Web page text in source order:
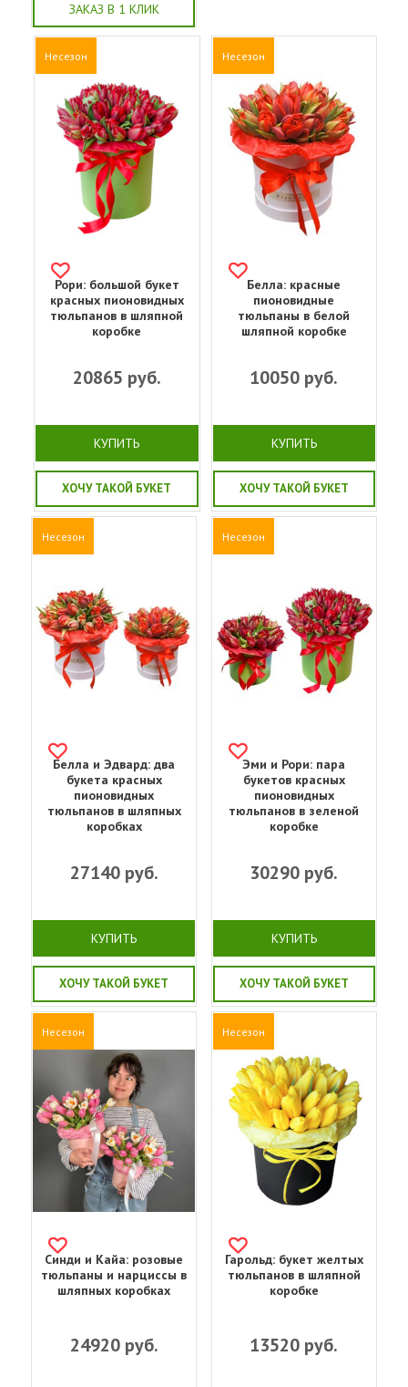
ЗАКАЗ В 1 КЛИК
Несезон
Рори: большой букет
красных пионовидных
тюльпанов в шляпной
коробке
20865 руб.
КУПИТЬ
ХОЧУ ТАКОЙ БУКЕТ
Несезон
Белла: красные
пионовидные
тюльпаны в белой
шляпной коробке
10050 руб.
КУПИТЬ
ХОЧУ ТАКОЙ БУКЕТ
Несезон
Белла и Эдвард: два
букета красных
пионовидных
тюльпанов в шляпных
коробках
27140руб.
КУПИТЬ
ХОЧУ ТАКОЙ БУКЕТ
Несезон
Эми и Рори: пара
букетов красных
пионовидных
тюльпанов в зеленой
коробке
30290 руб.
КУПИТЬ
ХОЧУ ТАКОЙ БУКЕТ
Несезон
Синди и Кайа: розовые
тюльпаны и нарциссы в
шляпных коробках
24920руб.
Несезон
Гарольд: букет желтых
тюльпанов в шляпной
коробке
13520 руб.